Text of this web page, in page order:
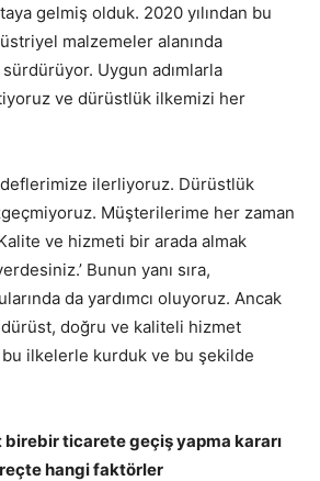
gelmiş olduk. 2020 yılından bu
malzemeler alanında
sürdürüyor. Uygun adımlarla
ve dürüstlük ilkemizi her
ilerliyoruz. Dürüstlük
Müşterilerime her zaman
ve hizmeti bir arada almak
Bunun yanı sıra,
da yardımcı oluyoruz. Ancak
doğru ve kaliteli hizmet
bu ilkelerle kurduk ve bu şekilde
ticarete geçiş yapma kararı
hangi faktörler